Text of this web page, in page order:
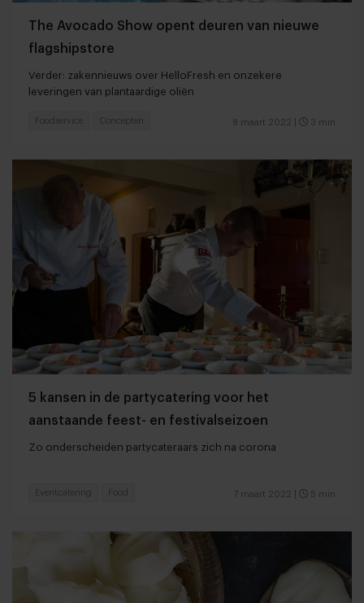
The Avocado Show opent deuren van nieuwe
flagshipstore
Verder: zakennieuws over HelloFresh en onzekere
leveringen van plantaardige oliën
8 maart 2022 3 min
Foodservice Concepten
5 kansen in de partycatering voor het
aanstaande feest- en festivalseizoen
Zo onderscheiden partycateraars zich na corona
7 maart 2022 5 min
Eventcatering Food